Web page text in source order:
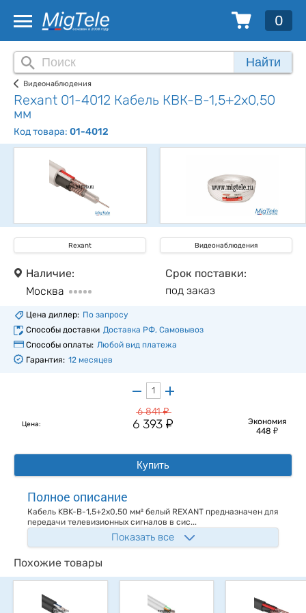
0
Найти
Видеонаблюдения
Rexant 01-4012 Кабель КВК-В-1,5+2x0,50
мм
Код товара: 01-4012
Rexant Видеонаблюдения
Наличие:
Москва
Срок поставки:
под заказ
Цена диллер: По запросу
Способы доставки Доставка РФ, Самовывоз
Способы оплаты: Любой вид платежа
Гарантия: 12 месяцев
Цена:
6 841у
6 393у
Экономия
448у
Купить
Полное описание
Кабель KBK-B-1,5+2x0,50 мм² белый REXANT предназначен для
передачи телевизионных сигналов в сис...
Показать все
Похожие товары